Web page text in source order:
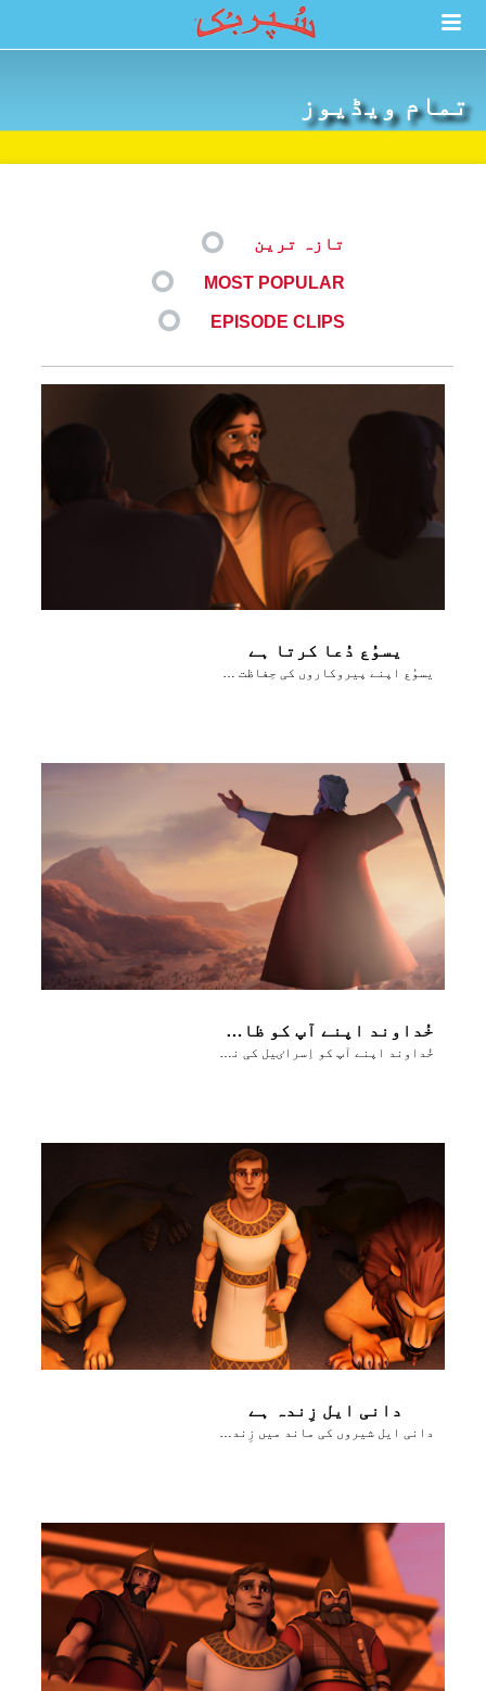
تمام ویڈیوز
تازہ ترین
MOST POPULAR
EPISODE CLIPS
یسوُع دُعا کرتا ہے
یسوُع اپنے پیروکاروں کی حِفاظت کے لٸے دُعا کرتا ہے
خُداوند اپنے آپ کو ظاہِر کرتا ہے
خُداوند اپنے آپ کو اِسراٸیل کی نسَل پر ظاہِر کرتا ہے
دانی ایل زِندہ ہے
دانی ایل شیروں کی ماند میں زِندہ بچ جاتا ہے